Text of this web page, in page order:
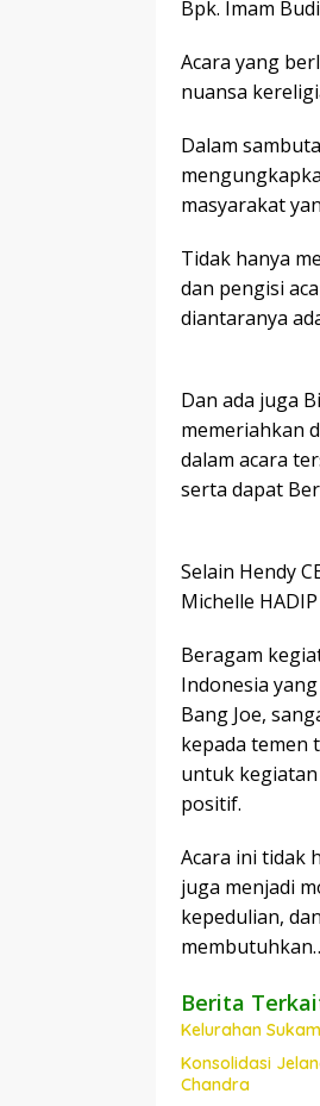
Bpk. Imam
Acara yang
nuansa
Dalam
masyarakat
Tidak hanya
dan pengisi
diantaranya
Dan ada juga
memeriahkan
dalam acara
serta dapat
Selain Hendy
Michelle
Beragam
Indonesia
Bang Joe,
kepada temen
untuk
positif.
Acara ini tidak
juga menjadi
kepedulian,
Berita
Kelurahan
Konsolidasi
Chandra